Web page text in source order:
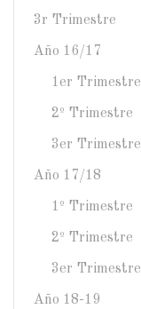
3r Trimestre
Año 16/17
1er Trimestre
2º Trimestre
3er Trimestre
Año 17/18
1º Trimestre
2º Trimestre
3er Trimestre
Año 18-19